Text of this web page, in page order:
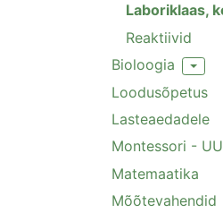
Laboriklaas,
Reaktiivid
Bioloogia
Loodusõpetus
Lasteaedadele
Montessori -
Matemaatika
Mõõtevahendid